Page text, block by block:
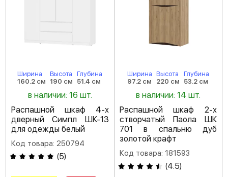
Ширина
160.2 см
Высота
190 см
Глубина
51.4 см
в наличии: 16 шт.
Распашной шкаф 4-х
дверный Симпл ШК-13
для одежды белый
Код товара: 250794
(5)
Ширина
97.2 см
Высота
220 см
Глубина
53.2 см
в наличии: 14 шт.
Распашной шкаф 2-х
створчатый Паола ШК
701 в спальню дуб
золотой крафт
Код товара: 181593
(4.5)